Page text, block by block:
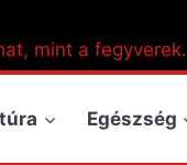
mint a fegyverek.
Egészség